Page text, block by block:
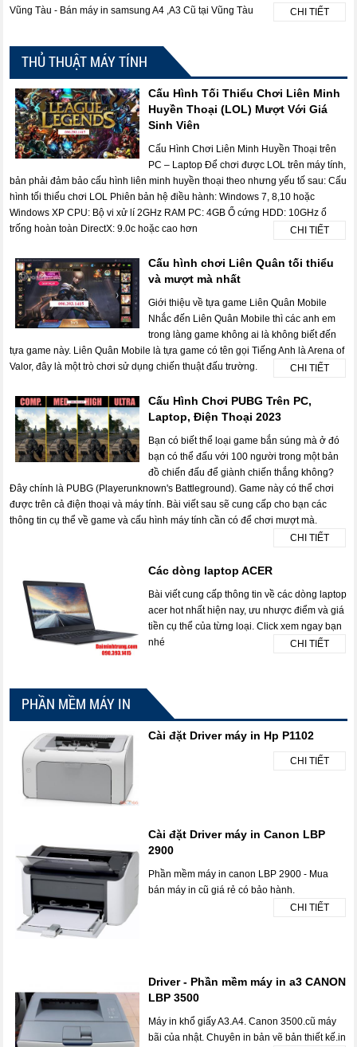
Vũng Tàu - Bán máy in samsung A4 ,A3 Cũ tại Vũng Tàu
CHI TIẾT
THỦ THUẬT MÁY TÍNH
Cấu Hình Tối Thiểu Chơi Liên Minh
Huyền Thoại (LOL) Mượt Với Giá
Sinh Viên
Cấu Hình Chơi Liên Minh Huyền Thoại trên
PC – Laptop Để chơi được LOL trên máy tính,
bản phải đảm bảo cấu hình liên minh huyền thoại theo nhưng yếu tố sau: Cấu
hình tối thiểu chơi LOL Phiên bản hệ điều hành: Windows 7, 8,10 hoặc
Windows XP CPU: Bộ vi xử lí 2GHz RAM PC: 4GB Ổ cứng HDD: 10GHz ổ
trống hoàn toàn DirectX: 9.0c hoặc cao hơn
CHI TIẾT
Cấu hình chơi Liên Quân tối thiểu
và mượt mà nhất
Giới thiệu về tựa game Liên Quân Mobile
Nhắc đến Liên Quân Mobile thì các anh em
trong làng game không ai là không biết đến
tựa game này. Liên Quân Mobile là tựa game có tên gọi Tiếng Anh là Arena of
Valor, đây là một trò chơi sử dụng chiến thuật đấu trường.
CHI TIẾT
Cấu Hình Chơi PUBG Trên PC,
Laptop, Điện Thoại 2023
Bạn có biết thể loại game bắn súng mà ở đó
bạn có thể đấu với 100 người trong một bản
đồ chiến đấu để giành chiến thắng không?
Đây chính là PUBG (Playerunknown's Battleground). Game này có thể chơi
được trên cả điện thoại và máy tính. Bài viết sau sẽ cung cấp cho bạn các
thông tin cụ thể về game và cấu hình máy tính cần có để chơi mượt mà.
CHI TIẾT
Các dòng laptop ACER
Bài viết cung cấp thông tin về các dòng laptop
acer hot nhất hiện nay, ưu nhược điểm và giá
tiền cụ thể của từng loại. Click xem ngay bạn
nhé
CHI TIẾT
PHẦN MỀM MÁY IN
Cài đặt Driver máy in Hp P1102
CHI TIẾT
Cài đặt Driver máy in Canon LBP
2900
Phần mềm máy in canon LBP 2900 - Mua
bán máy in cũ giá rẻ có bảo hành.
CHI TIẾT
Driver - Phần mềm máy in a3 CANON
LBP 3500
Máy in khổ giấy A3.A4. Canon 3500.cũ máy
bãi của nhật. Chuyên in bản vẽ bản thiết kế.in